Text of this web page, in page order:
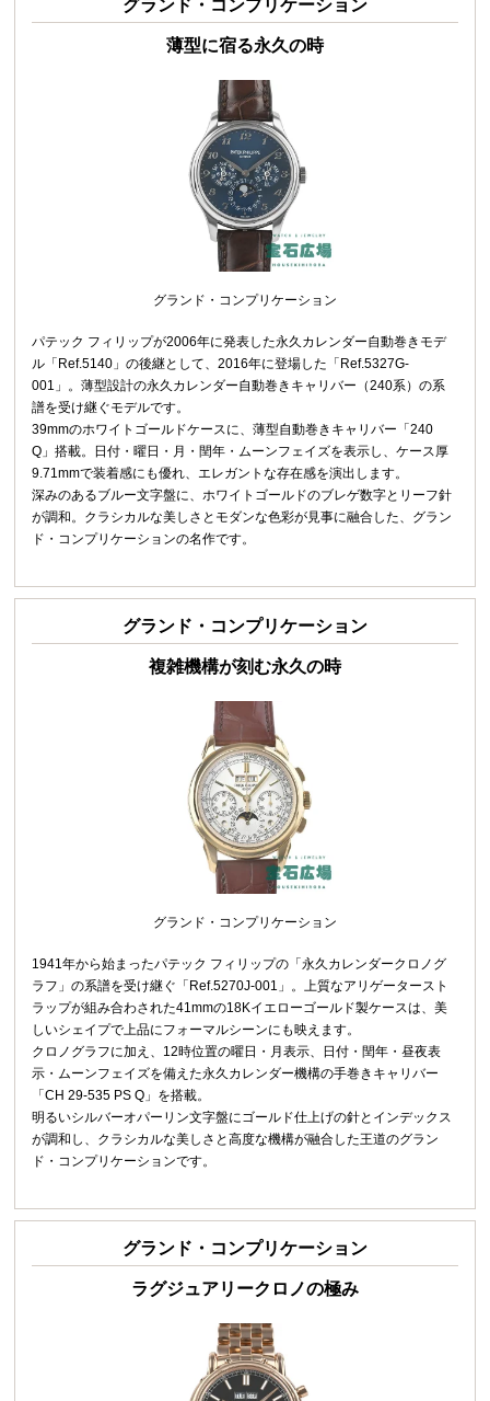
グランド・コンプリケーション
薄型に宿る永久の時
グランド・コンプリケーション
パテック フィリップが2006年に発表した永久カレンダー自動巻きモデ
ル「Ref.5140」の後継として、2016年に登場した「Ref.5327G-
001」。薄型設計の永久カレンダー自動巻きキャリバー（240系）の系
譜を受け継ぐモデルです。
39mmのホワイトゴールドケースに、薄型自動巻きキャリバー「240
Q」搭載。日付・曜日・月・閏年・ムーンフェイズを表示し、ケース厚
9.71mmで装着感にも優れ、エレガントな存在感を演出します。
深みのあるブルー文字盤に、ホワイトゴールドのブレゲ数字とリーフ針
が調和。クラシカルな美しさとモダンな色彩が見事に融合した、グラン
ド・コンプリケーションの名作です。
グランド・コンプリケーション
複雑機構が刻む永久の時
グランド・コンプリケーション
1941年から始まったパテック フィリップの「永久カレンダークロノグ
ラフ」の系譜を受け継ぐ「Ref.5270J-001」。上質なアリゲータースト
ラップが組み合わされた41mmの18Kイエローゴールド製ケースは、美
しいシェイプで上品にフォーマルシーンにも映えます。
クロノグラフに加え、12時位置の曜日・月表示、日付・閏年・昼夜表
示・ムーンフェイズを備えた永久カレンダー機構の手巻きキャリバー
「CH 29-535 PS Q」を搭載。
明るいシルバーオパーリン文字盤にゴールド仕上げの針とインデックス
が調和し、クラシカルな美しさと高度な機構が融合した王道のグラン
ド・コンプリケーションです。
グランド・コンプリケーション
ラグジュアリークロノの極み